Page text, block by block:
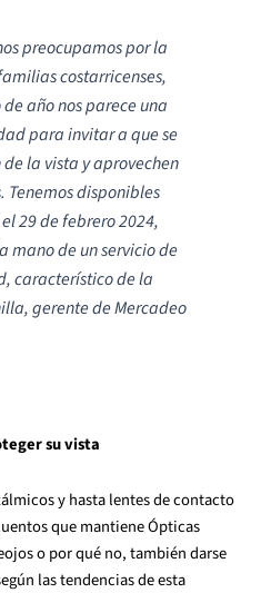
preocupamos por la
costarricenses,
año nos parece una
para invitar a que se
la vista y aprovechen
Tenemos disponibles
29 de febrero 2024,
mano de un servicio de
característico de la
gerente de Mercadeo
su vista
y hasta lentes de contacto
que mantiene Ópticas
o por qué no, también darse
las tendencias de esta